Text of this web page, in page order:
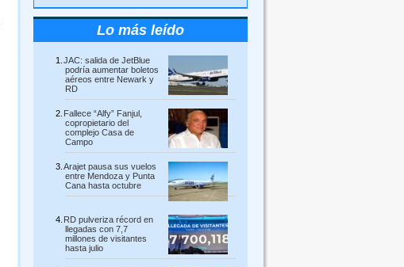
Lo más leído
JAC: salida de JetBlue
podría aumentar boletos
aéreos entre Newark y
RD
Fallece “Alfy” Fanjul,
copropietario del
complejo Casa de
Campo
Arajet pausa sus vuelos
entre Mendoza y Punta
Cana hasta octubre
RD pulveriza récord en
llegadas con 7,7
millones de visitantes
hasta julio